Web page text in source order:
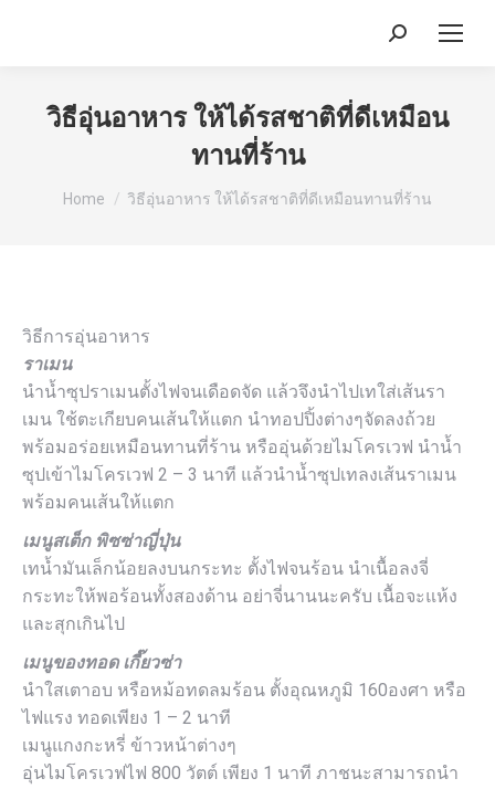
Search:
วิธีอุ่นอาหาร ให้ได้รสชาติที่ดีเหมือน
ทานที่ร้าน
You are here:
Home วิธีอุ่นอาหาร ให้ได้รสชาติที่ดีเหมือนทานที่ร้าน
วิธีการอุ่นอาหาร
ราเมน
นำน้ำซุปราเมนตั้งไฟจนเดือดจัด แล้วจึงนำไปเทใส่เส้นรา
เมน ใช้ตะเกียบคนเส้นให้แตก นำทอปปิ้งต่างๆจัดลงถ้วย
พร้อมอร่อยเหมือนทานที่ร้าน หรืออุ่นด้วยไมโครเวฟ นำน้ำ
ซุปเข้าไมโครเวฟ 2 – 3 นาที แล้วนำน้ำซุปเทลงเส้นราเมน
พร้อมคนเส้นให้แตก
เมนูสเต็ก พิซซ่าญี่ปุ่น
เทน้ำมันเล็กน้อยลงบนกระทะ ตั้งไฟจนร้อน นำเนื้อลงจี่
กระทะให้พอร้อนทั้งสองด้าน อย่าจี่นานนะครับ เนื้อจะแห้ง
และสุกเกินไป
เมนูของทอด เกี๊ยวซ่า
นำใสเตาอบ หรือหม้อทดลมร้อน ตั้งอุณหภูมิ 160องศา หรือ
ไฟแรง ทอดเพียง 1 – 2 นาที
เมนูแกงกะหรี่ ข้าวหน้าต่างๆ
อุ่นไมโครเวฟไฟ 800 วัตต์ เพียง 1 นาที ภาชนะสามารถนำ